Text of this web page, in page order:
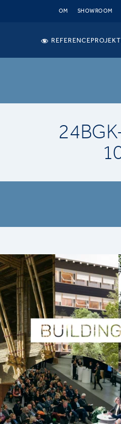
OM SHOWROOM